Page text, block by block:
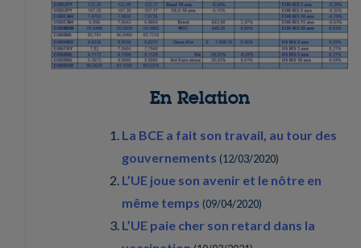
En Relation
La BCE a fait son travail, au tour des
gouvernements (12/03/2020)
L’UE joue son avenir et le nôtre en
même temps (09/04/2020)
L’UE paie cher son retard dans la